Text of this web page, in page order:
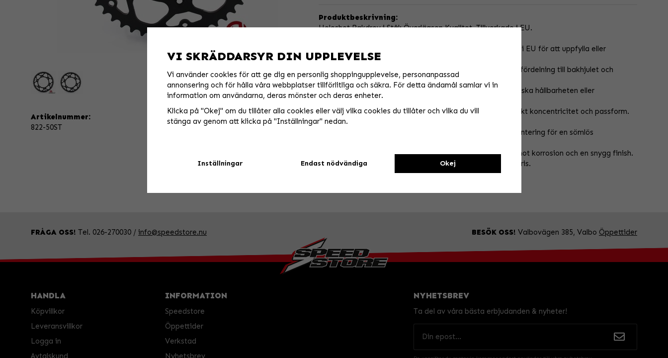
Produktbeskrivning:
Holeshot Bakdrev i Stål: Överlägsen Kvalitet, Tillverkade i EU.
Erövra terrängen med Holeshots bakdrev i stål  tillverkade i EU för att uppfylla eller
överträffa OEM-specifikationer.
Tandprofilen minskar kedjeslag vilket ger en jämnare kraftfördelning till bakhjulet och
smidigare acceleration.
Dreven är laserskurna i med en lättviktsdesign utan att minska hållbarheten eller
vridstyvheten.
De är också skurna med otroligt snäva toleranser för perfekt koncentricitet och passform.
Kraftfullt rostfritt stål ger pålitlig prestanda, med enkel montering för en sömlös
Med en svart lackerad yta ger dessa drev utmärkt skydd mot korrosion och en snygg finish.
Holeshot är synonymt med hög kvalitet till överkommligt pris.
Artikelnummer:
822-50ST
FRÅGA OSS! Tel. 026-270030 / info@speedstore.nu BESÖK OSS! Valbovägen 385, Valbo Öppettider
HANDLA
Köpvillkor
Leveransvillkor
Logga in
Avtalskund
INFORMATION
Speedstore
Öppettider
Verkstad
Nyhetsbrev
NYHETSBREV
Ta del av våra bästa erbjudanden & nyheter!
VI SKRÄDDARSYR DIN UPPLEVELSE
Vi använder cookies för att ge dig en personlig shoppingupplevelse, personanpassad
annonsering och för hålla våra webbplatser tillförlitliga och säkra. För detta ändamål samlar vi in
information om användarna, deras mönster och deras enheter.
Klicka på "Okej" om du tillåter alla cookies eller välj vilka cookies du tillåter och vilka du vill
stänga av genom att klicka på "Inställningar" nedan.
Inställningar Endast nödvändiga Okej